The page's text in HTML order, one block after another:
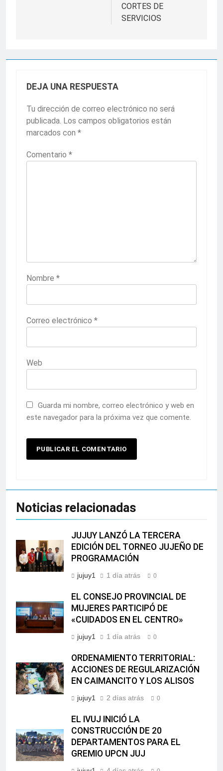
CORTES DE
SERVICIOS
DEJA UNA RESPUESTA
Tu dirección de correo electrónico no será
publicada. Los campos obligatorios están
marcados con *
Comentario *
Nombre *
Correo electrónico *
Web
Guarda mi nombre, correo electrónico y web en
este navegador para la próxima vez que comente.
Noticias relacionadas
JUJUY LANZÓ LA TERCERA
EDICIÓN DEL TORNEO JUJEÑO DE
PROGRAMACIÓN
jujuy1 1 día atrás 0
EL CONSEJO PROVINCIAL DE
MUJERES PARTICIPÓ DE
«CUIDADOS EN EL CENTRO»
jujuy1 1 día atrás 0
ORDENAMIENTO TERRITORIAL:
ACCIONES DE REGULARIZACIÓN
EN CAIMANCITO Y LOS ALISOS
jujuy1 2 días atrás 0
EL IVUJ INICIÓ LA
CONSTRUCCIÓN DE 20
DEPARTAMENTOS PARA EL
GREMIO UPCN JUJ